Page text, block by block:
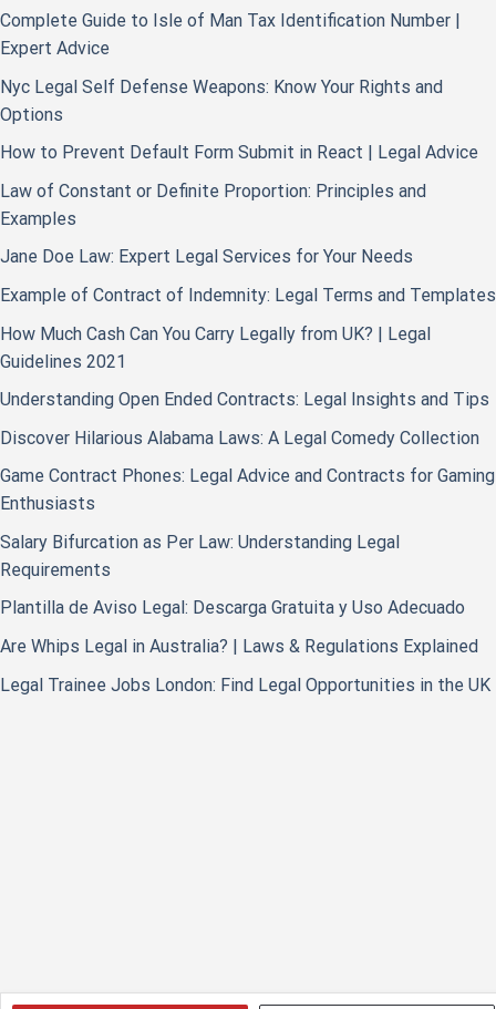
Complete Guide to Isle of Man Tax Identification Number |
Expert Advice
Nyc Legal Self Defense Weapons: Know Your Rights and
Options
How to Prevent Default Form Submit in React | Legal Advice
Law of Constant or Definite Proportion: Principles and
Examples
Jane Doe Law: Expert Legal Services for Your Needs
Example of Contract of Indemnity: Legal Terms and Templates
How Much Cash Can You Carry Legally from UK? | Legal
Guidelines 2021
Understanding Open Ended Contracts: Legal Insights and Tips
Discover Hilarious Alabama Laws: A Legal Comedy Collection
Game Contract Phones: Legal Advice and Contracts for Gaming
Enthusiasts
Salary Bifurcation as Per Law: Understanding Legal
Requirements
Plantilla de Aviso Legal: Descarga Gratuita y Uso Adecuado
Are Whips Legal in Australia? | Laws & Regulations Explained
Legal Trainee Jobs London: Find Legal Opportunities in the UK